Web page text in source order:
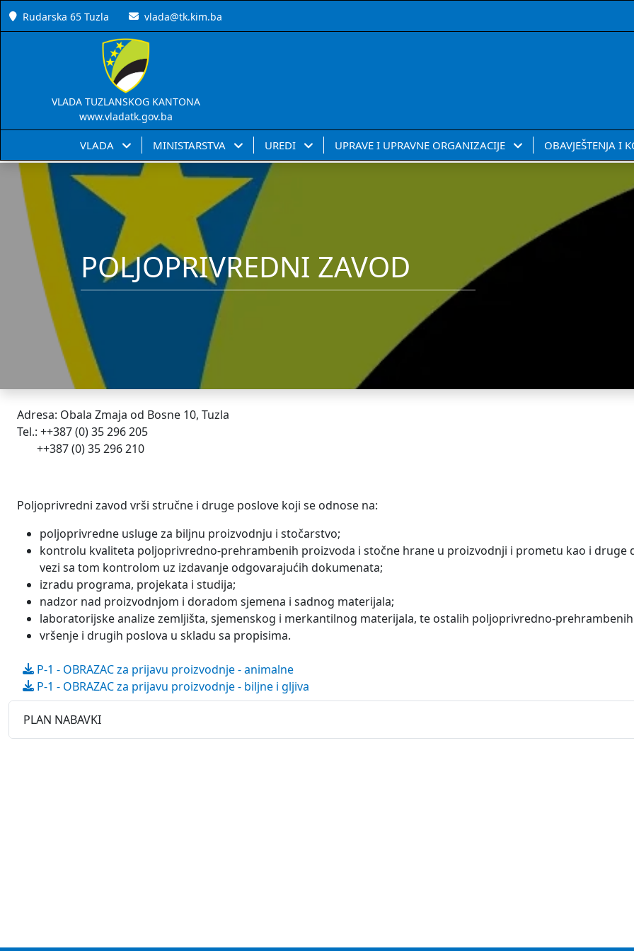
Rudarska 65 Tuzla vlada@tk.kim.ba
VLADA TUZLANSKOG KANTONA
www.vladatk.gov.ba
VLADA MINISTARSTVA UREDI UPRAVE I UPRAVNE ORGANIZACIJE OBAVJEŠTENJA I
POLJOPRIVREDNI ZAVOD
Adresa: Obala Zmaja od Bosne 10, Tuzla
Tel.: ++387 (0) 35 296 205
++387 (0) 35 296 210
Poljoprivredni zavod vrši stručne i druge poslove koji se odnose na:
poljoprivredne usluge za biljnu proizvodnju i stočarstvo;
kontrolu kvaliteta poljoprivredno-prehrambenih proizvoda i stočne hrane u proizvodnji i prometu kao i druge
vezi sa tom kontrolom uz izdavanje odgovarajućih dokumenata;
izradu programa, projekata i studija;
nadzor nad proizvodnjom i doradom sjemena i sadnog materijala;
laboratorijske analize zemljišta, sjemenskog i merkantilnog materijala, te ostalih poljoprivredno-
vršenje i drugih poslova u skladu sa propisima.
P-1 - OBRAZAC za prijavu proizvodnje - animalne
P-1 - OBRAZAC za prijavu proizvodnje - biljne i gljiva
PLAN NABAVKI